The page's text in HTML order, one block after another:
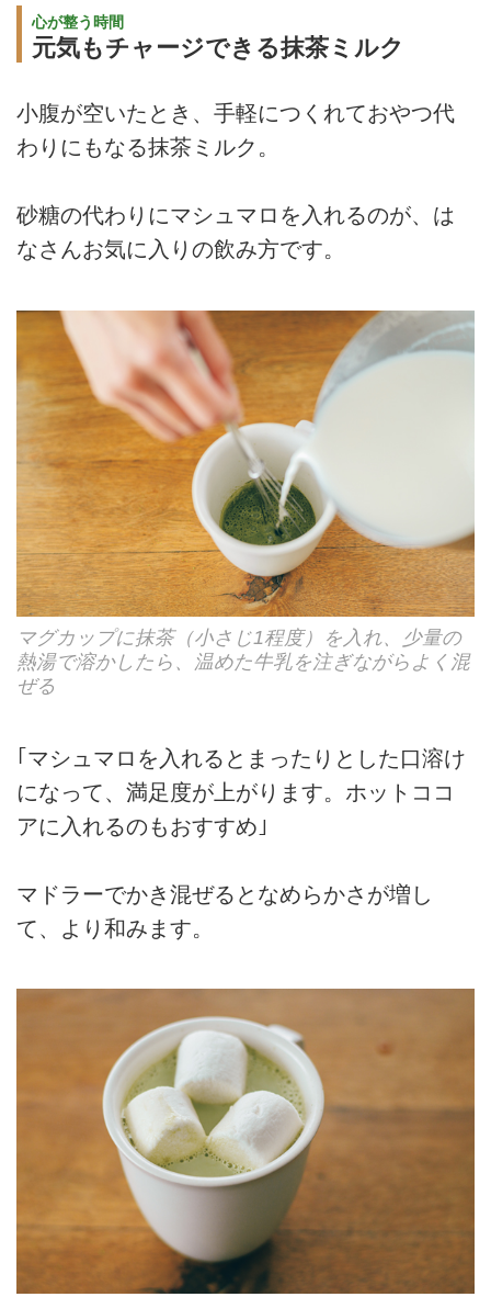
心が整う時間
元気もチャージできる抹茶ミルク
小腹が空いたとき、手軽につくれておやつ代
わりにもなる抹茶ミルク。
砂糖の代わりにマシュマロを入れるのが、は
なさんお気に入りの飲み方です。
マグカップに抹茶（小さじ1程度）を入れ、少量の
熱湯で溶かしたら、温めた牛乳を注ぎながらよく混
ぜる
｢マシュマロを入れるとまったりとした口溶け
になって、満足度が上がります。ホットココ
アに入れるのもおすすめ｣
マドラーでかき混ぜるとなめらかさが増し
て、より和みます。